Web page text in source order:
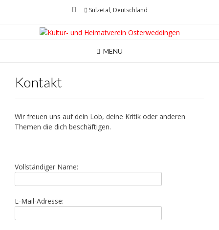
Sülzetal, Deutschland
MENU
Kontakt
Wir freuen uns auf dein Lob, deine Kritik oder anderen
Themen die dich beschäftigen.
Vollständiger Name:
E-Mail-Adresse: